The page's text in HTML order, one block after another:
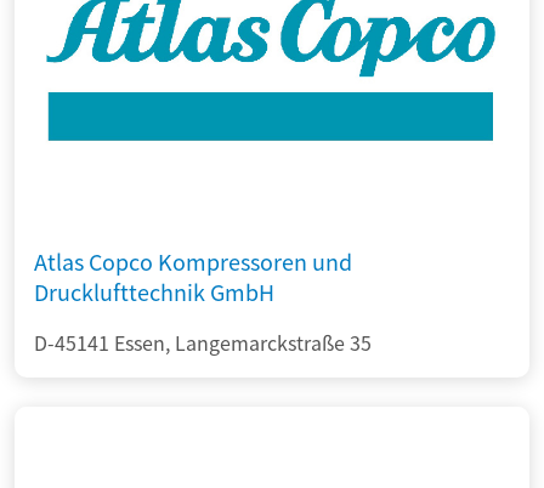
Atlas Copco Kompressoren und
Drucklufttechnik GmbH
D-45141 Essen, Langemarckstraße 35